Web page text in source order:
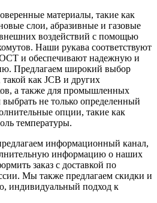
материалы, такие как
слои, абразивные и газовые
воздействий с помощью
Наши рукава соответствуют
и обеспечивают надежную и
Предлагаем широкий выбор
как JCB и других
а также для промышленных
не только определенный
опции, такие как
температуры.
информационный канал,
информацию о наших
заказ с доставкой по
Мы также предлагаем скидки и
индивидуальный подход к